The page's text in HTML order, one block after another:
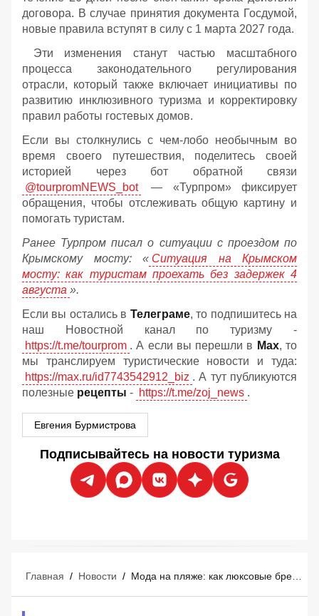
договора. В случае принятия документа Госдумой,
новые правила вступят в силу с 1 марта 2027 года.
Эти изменения станут частью масштабного
процесса законодательного регулирования
отрасли, который также включает инициативы по
развитию инклюзивного туризма и корректировку
правил работы гостевых домов.
Если вы столкнулись с чем-лобо необычным во
время своего путешествия, поделитесь своей
историей через бот обратной связи
@tourpromNEWS_bot
— «Турпром» фиксирует
обращения, чтобы отслеживать общую картину и
помогать туристам.
Ранее Турпром писал о ситуации с проездом по
Крымскому мосту: « Ситуация на Крымском
мосту: как туристам проехать без задержек 4
августа ».
Если вы остались в Телеграме, то подпишитесь на
наш Новостной канал по туризму -
https://t.me/tourprom . А если вы перешли в Мах, то
мы транслируем туристические новости и туда:
https://max.ru/id7743542912_biz . А тут публикуются
полезные рецепты - https://t.me/zoj_news .
Евгения Бурмистрова
Подписывайтесь на новости туризма
Главная / Новости / Мода на пляже: как люксовые бренды захватывают курорты Средиземноморья